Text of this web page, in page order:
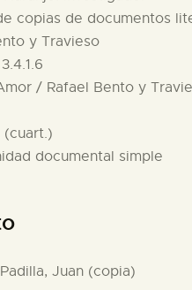
copias de documentos
y Travieso
/ Rafael Bento y
(cuart.)
documental simple
Juan (copia)